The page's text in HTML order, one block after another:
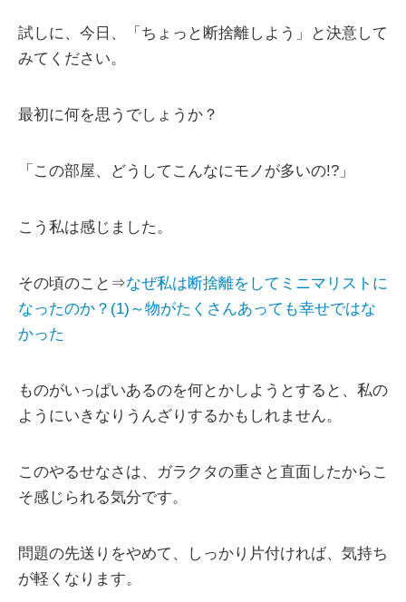
試しに、今日、「ちょっと断捨離しよう」と決意して
みてください。
最初に何を思うでしょうか？
「この部屋、どうしてこんなにモノが多いの!?」
こう私は感じました。
その頃のこと⇒なぜ私は断捨離をしてミニマリストに
なったのか？(1)～物がたくさんあっても幸せではな
かった
ものがいっぱいあるのを何とかしようとすると、私の
ようにいきなりうんざりするかもしれません。
このやるせなさは、ガラクタの重さと直面したからこ
そ感じられる気分です。
問題の先送りをやめて、しっかり片付ければ、気持ち
が軽くなります。